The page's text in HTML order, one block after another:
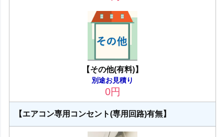
【その他(有料)】
別途お見積り
0円
【エアコン専用コンセント(専用回路)有無】